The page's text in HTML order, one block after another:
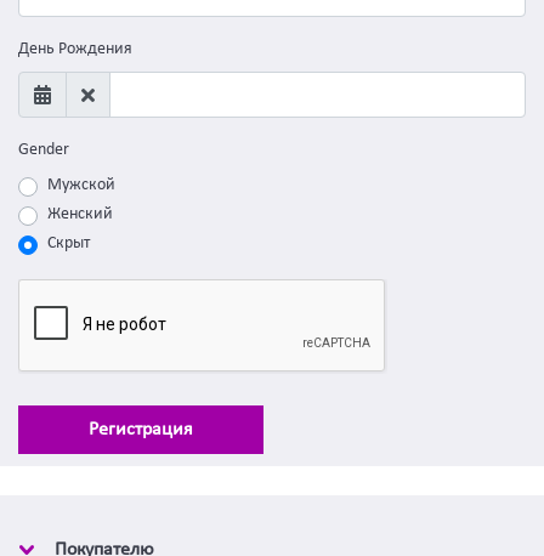
День Рождения
Gender
Мужской
Женский
Скрыт
Регистрация
Покупателю